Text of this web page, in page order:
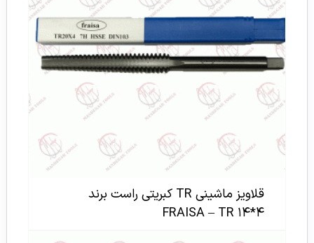
قلاویز ماشینی TR کبریتی راست برند
FRAISA – TR ۱۴*۴